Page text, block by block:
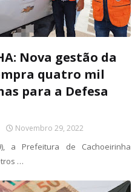
Nova gestão da
quatro mil
para a Defesa
Novembro 29, 2022
a Prefeitura de Cachoeirinha
…